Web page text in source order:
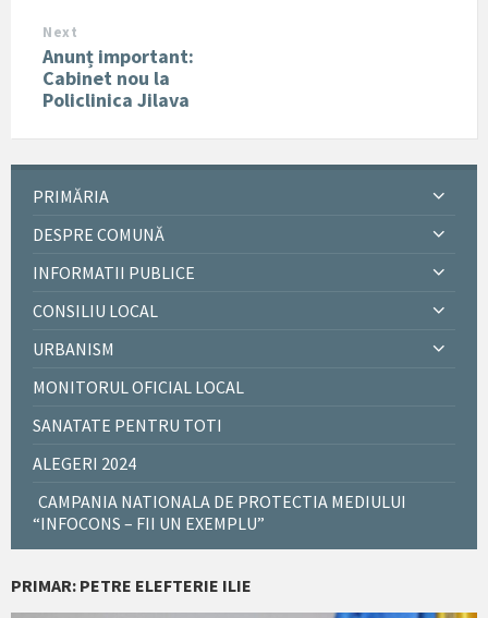
Next
Anunț important:
Cabinet nou la
Policlinica Jilava
PRIMĂRIA
DESPRE COMUNĂ
INFORMATII PUBLICE
CONSILIU LOCAL
URBANISM
MONITORUL OFICIAL LOCAL
SANATATE PENTRU TOTI
ALEGERI 2024
CAMPANIA NATIONALA DE PROTECTIA MEDIULUI
“INFOCONS – FII UN EXEMPLU”
PRIMAR: PETRE ELEFTERIE ILIE